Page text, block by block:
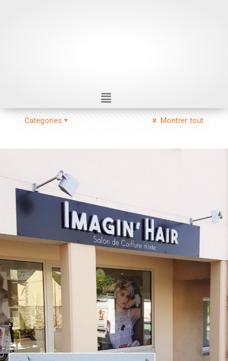
Categories Montrer tout